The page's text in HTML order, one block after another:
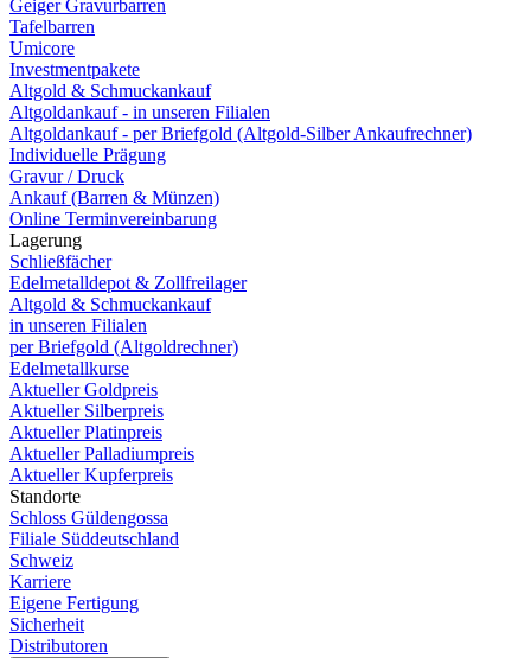
Geiger Gravurbarren
Tafelbarren
Umicore
Investmentpakete
Altgold & Schmuckankauf
Altgoldankauf - in unseren Filialen
Altgoldankauf - per Briefgold (Altgold-Silber Ankaufrechner)
Individuelle Prägung
Gravur / Druck
Ankauf (Barren & Münzen)
Online Terminvereinbarung
Lagerung
Schließfächer
Edelmetalldepot & Zollfreilager
Altgold & Schmuckankauf
in unseren Filialen
per Briefgold (Altgoldrechner)
Edelmetallkurse
Aktueller Goldpreis
Aktueller Silberpreis
Aktueller Platinpreis
Aktueller Palladiumpreis
Aktueller Kupferpreis
Standorte
Schloss Güldengossa
Filiale Süddeutschland
Schweiz
Karriere
Eigene Fertigung
Sicherheit
Distributoren